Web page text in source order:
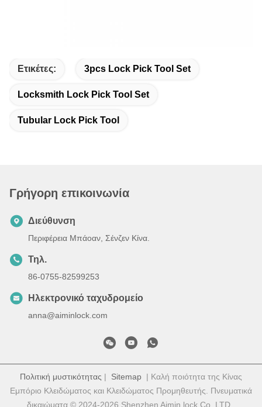
Ετικέτες: 3pcs Lock Pick Tool Set
Locksmith Lock Pick Tool Set
Tubular Lock Pick Tool
Γρήγορη επικοινωνία
Διεύθυνση
Περιφέρεια Μπάοαν, Σένζεν Κίνα.
Τηλ.
86-0755-82599253
Ηλεκτρονικό ταχυδρομείο
anna@aiminlock.com
Πολιτική μυστικότητας | Sitemap | Καλή ποιότητα της Κίνας
Εμπόριο Κλειδώματος και Κλειδώματος Προμηθευτής. Πνευματικά
δικαιώματα © 2024-2026 Shenzhen Aimin lock Co. LTD .